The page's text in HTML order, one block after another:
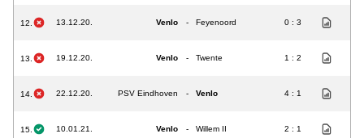
12. 13.12.20. Venlo - Feyenoord 0 : 3
13. 19.12.20. Venlo - Twente 1 : 2
14. 22.12.20. PSV Eindhoven - Venlo 4 : 1
15. 10.01.21. Venlo - Willem II 2 : 1